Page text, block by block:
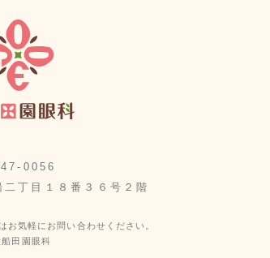
0056
丁目１８番３６号２階
お気軽にお問い合わせください。
田園眼科